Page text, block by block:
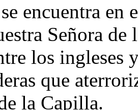
encuentra
Señora de
los ingleses
que
la Capilla.